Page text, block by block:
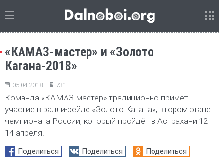
«КАМАЗ-мастер» и «Золото
Кагана-2018»
05.04.2018 731
Команда «КАМАЗ-мастер» традиционно примет
участие в ралли-рейде «Золото Кагана», втором этапе
чемпионата России, который пройдёт в Астрахани 12-
14 апреля.
Поделиться Поделиться
Поделиться